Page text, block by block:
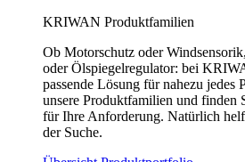
KRIWAN Produktfamilien
Ob Motorschutz oder
oder Ölspiegelregulator: bei
passende Lösung für nahezu jedes
unsere Produktfamilien und finden
für Ihre Anforderung. Natürlich
der Suche.